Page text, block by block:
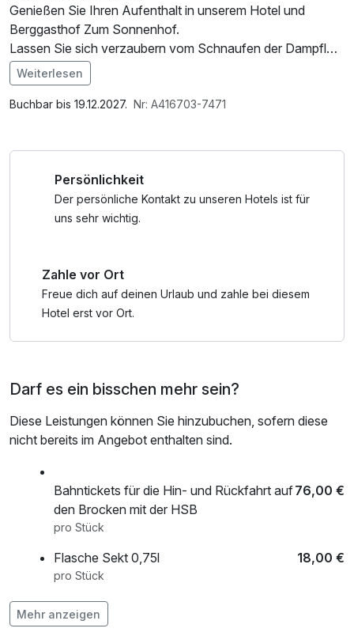
Genießen Sie Ihren Aufenthalt in unserem Hotel und
Berggasthof Zum Sonnenhof.
Lassen Sie sich verzaubern vom Schnaufen der Dampflok,
die direkt vor dem Hotel fährt und
starten Sie Ihre Tagestour zum Brocken direkt vom
Bahnhof Sorge!
vom unserem Bahnhof in Sorge, 200m vom Hotel entfernt.
Alle Zimmer sind Anti-Allergiker-Fussböden, einem Smart-
außerdem alle über eigene Terrasse, unsere Suiten sogar
über einen eigenen Balkon.
Darüber hinaus bieten die Suiten Ihnen noch einen
Ob zu Fuß, mit dem Fahrrad, mit dem Motorrad, mit der
zentrale Lage im Harz am Fuße des Brockens um die
Schönheit des Harzes zu entdecken!
Stieg, verschiedenen Seen und der höchsten Staumauer
Deutschlands, zwei Höhlen, einer Westernstadt, einem
Schaubauernhof und vielem erleben Sie bei uns einen
Im Angebot enthalten
1 Flasche Mineralwasser, Saunatuch, Parkplatz, Nutzung
Weiterlesen
Buchbar bis 19.12.2027. Nr: A416703-7471
Persönlichkeit
Der persönliche Kontakt zu unseren Hotels ist für
uns sehr wichtig.
Zahle vor Ort
Freue dich auf deinen Urlaub und zahle bei diesem
Hotel erst vor Ort.
Darf es ein bisschen mehr sein?
Diese Leistungen können Sie hinzubuchen, sofern diese
nicht bereits im Angebot enthalten sind.
Bahntickets für die Hin- und Rückfahrt auf
den Brocken mit der HSB
76,00 €
pro Stück
Flasche Sekt 0,75l 18,00 €
pro Stück
Flasche Wein 0,75l
pro Stück
Mehr anzeigen